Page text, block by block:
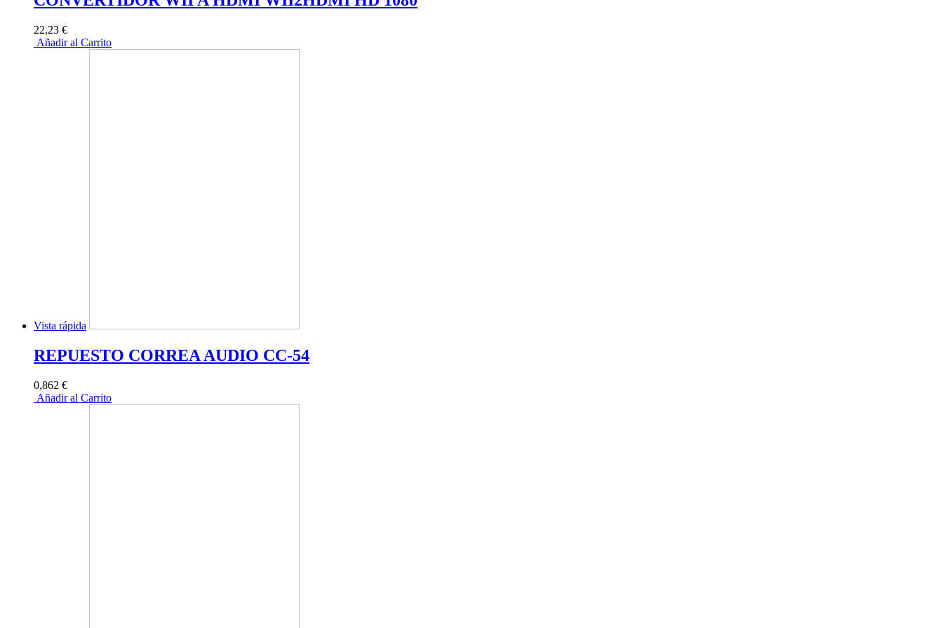
22,23 €
Añadir al Carrito
Vista rápida
REPUESTO CORREA AUDIO CC-54
0,862 €
Añadir al Carrito